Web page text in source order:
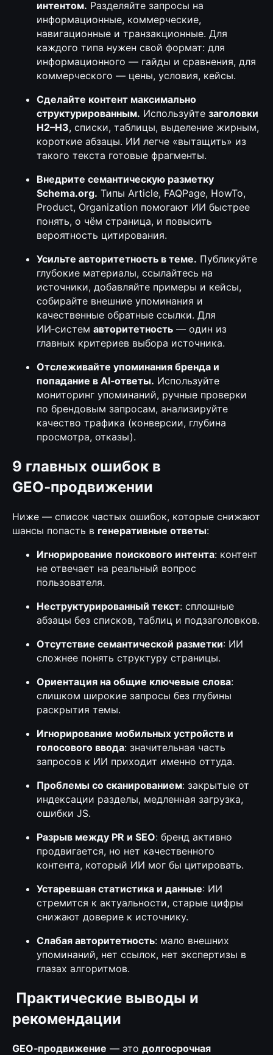
интентом. Разделяйте запросы на
информационные, коммерческие,
навигационные и транзакционные. Для
каждого типа нужен свой формат: для
информационного — гайды и сравнения, для
коммерческого — цены, условия, кейсы.
Сделайте контент максимально
структурированным. Используйте заголовки
H2–H3, списки, таблицы, выделение жирным,
короткие абзацы. ИИ легче «вытащить» из
такого текста готовые фрагменты.
Внедрите семантическую разметку
Schema.org. Типы Article, FAQPage, HowTo,
Product, Organization помогают ИИ быстрее
понять, о чём страница, и повысить
вероятность цитирования.
Усильте авторитетность в теме. Публикуйте
глубокие материалы, ссылайтесь на
источники, добавляйте примеры и кейсы,
собирайте внешние упоминания и
качественные обратные ссылки. Для
ИИ‑систем авторитетность — один из
главных критериев выбора источника.
Отслеживайте упоминания бренда и
попадание в AI‑ответы. Используйте
мониторинг упоминаний, ручные проверки
по брендовым запросам, анализируйте
качество трафика (конверсии, глубина
просмотра, отказы).
9 главных ошибок в
GEO‑продвижении
Ниже — список частых ошибок, которые снижают
шансы попасть в генеративные ответы:
Игнорирование поискового интента: контент
не отвечает на реальный вопрос
пользователя.
Неструктурированный текст: сплошные
абзацы без списков, таблиц и подзаголовков.
Отсутствие семантической разметки: ИИ
сложнее понять структуру страницы.
Ориентация на общие ключевые слова:
слишком широкие запросы без глубины
раскрытия темы.
Игнорирование мобильных устройств и
голосового ввода: значительная часть
запросов к ИИ приходит именно оттуда.
Проблемы со сканированием: закрытые от
индексации разделы, медленная загрузка,
ошибки JS.
Разрыв между PR и SEO: бренд активно
продвигается, но нет качественного
контента, который ИИ мог бы цитировать.
Устаревшая статистика и данные: ИИ
стремится к актуальности, старые цифры
снижают доверие к источнику.
Слабая авторитетность: мало внешних
упоминаний, нет ссылок, нет экспертизы в
глазах алгоритмов.
Практические выводы и
рекомендации
GEO‑продвижение — это долгосрочная